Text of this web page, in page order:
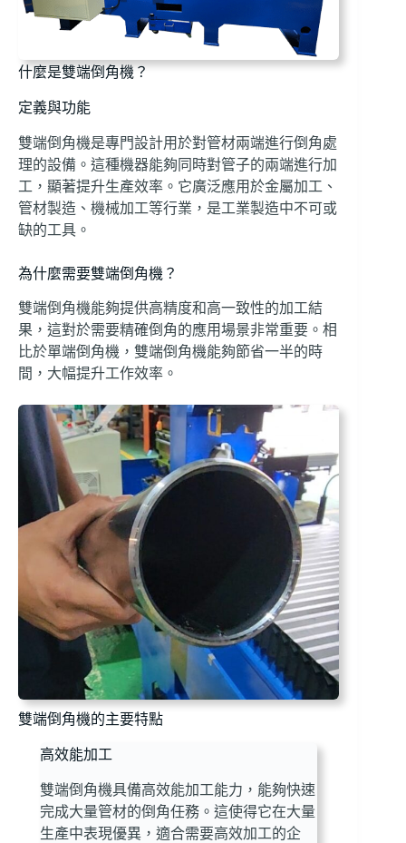
什麼是雙端倒角機？
定義與功能
雙端倒角機是專門設計用於對管材兩端進行倒角處
理的設備。這種機器能夠同時對管子的兩端進行加
工，顯著提升生產效率。它廣泛應用於金屬加工、
管材製造、機械加工等行業，是工業製造中不可或
缺的工具。
為什麼需要雙端倒角機？
雙端倒角機能夠提供高精度和高一致性的加工結
果，這對於需要精確倒角的應用場景非常重要。相
比於單端倒角機，雙端倒角機能夠節省一半的時
間，大幅提升工作效率。
雙端倒角機的主要特點
高效能加工
雙端倒角機具備高效能加工能力，能夠快速
完成大量管材的倒角任務。這使得它在大量
生產中表現優異，適合需要高效加工的企